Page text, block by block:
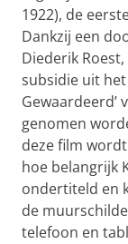
1922), de
Dankzij een
Diederik
subsidie uit het
Gewaardeerd’
genomen
deze film
hoe belangrijk
ondertiteld en
de
telefoon en